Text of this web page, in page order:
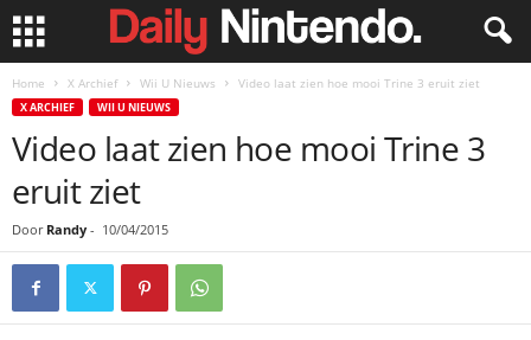
Home X Archief Wii U Nieuws Video laat zien hoe mooi Trine 3 eruit ziet
X ARCHIEF WII U NIEUWS
Video laat zien hoe mooi Trine 3
eruit ziet
Door Randy - 10/04/2015